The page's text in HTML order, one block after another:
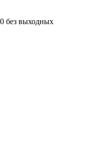
без выходных